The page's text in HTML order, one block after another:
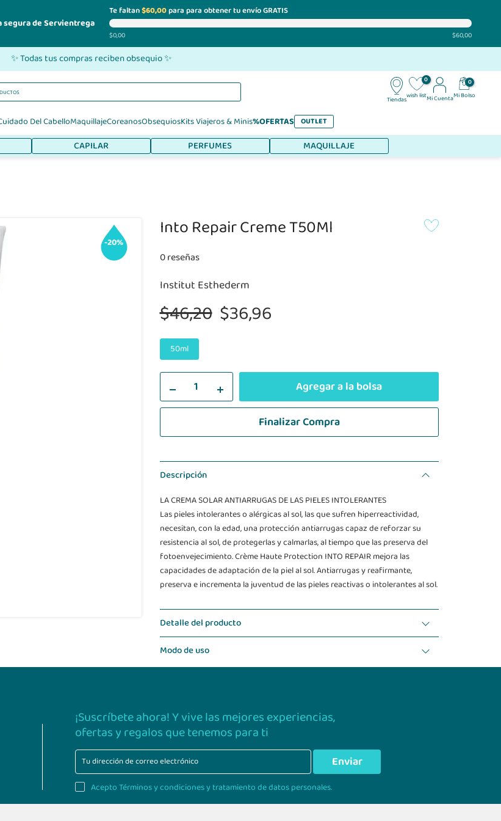
segura de Servientrega
Te faltan$60,00para para obtener tu envío GRATIS
$0,00 $60,00
✨ Todas tus compras reciben obsequio ✨
Tiendas
0
wish listMi Cuenta
0
Mi Bolso
Del CabelloMaquillajeCoreanosObsequiosKits Viajeros & Minis%OFERTAS OUTLET
CAPILAR PERFUMES MAQUILLAJE
-20%
Into Repair Creme T50Ml
0 reseñas
Institut Esthederm
$46,20 $36,96
50ml
Agregar a la bolsa
Finalizar Compra
Descripción
LA CREMA SOLAR ANTIARRUGAS DE LAS PIELES INTOLERANTES
Las pieles intolerantes o alérgicas al sol, las que sufren hiperreactividad,
necesitan, con la edad, una protección antiarrugas capaz de reforzar su
resistencia al sol, de protegerlas y calmarlas, al tiempo que las preserva del
fotoenvejecimiento. Crème Haute Protection INTO REPAIR mejora las
capacidades de adaptación de la piel al sol. Antiarrugas y reafirmante,
preserva e incrementa la juventud de las pieles reactivas o intolerantes al sol.
Detalle del producto
Modo de uso
¡Suscríbete ahora! Y vive las mejores experiencias,
ofertas y regalos que tenemos para ti
Enviar
Acepto Términos y condiciones y tratamiento de datos personales.